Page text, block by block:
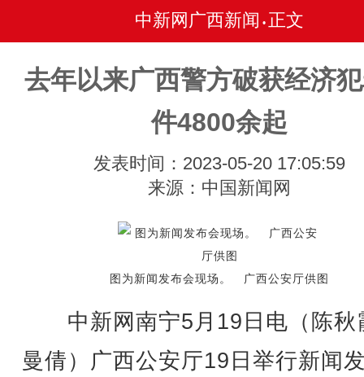
中新网广西新闻 • 正文
去年以来广西警方破获经济
件4800余起
发表时间：2023-05-20 17:05:59
来源：中国新闻网
图为新闻发布会现场。 广西公安厅供图
中新网南宁5月19日电（陈秋
曼倩）广西公安厅19日举行新闻